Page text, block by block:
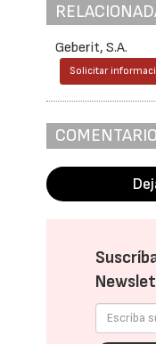
Geberit, S.A.
Solicitar